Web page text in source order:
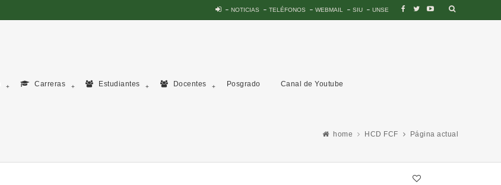
NOTICIAS TELÉFONOS WEBMAIL SIU UNSE
Carreras Estudiantes Docentes Posgrado Canal de Youtube
home HCD FCF Página actual